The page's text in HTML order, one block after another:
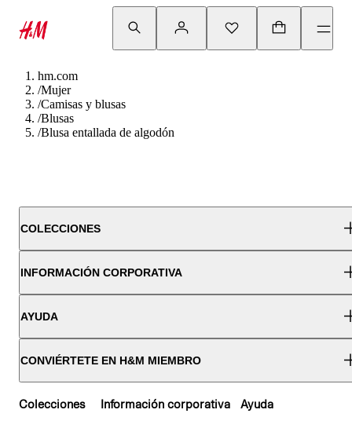
hm.com
/Mujer
/Camisas y blusas
/Blusas
/Blusa entallada de algodón
COLECCIONES
INFORMACIÓN CORPORATIVA
AYUDA
CONVIÉRTETE EN H&M MIEMBRO
Colecciones Información corporativa Ayuda